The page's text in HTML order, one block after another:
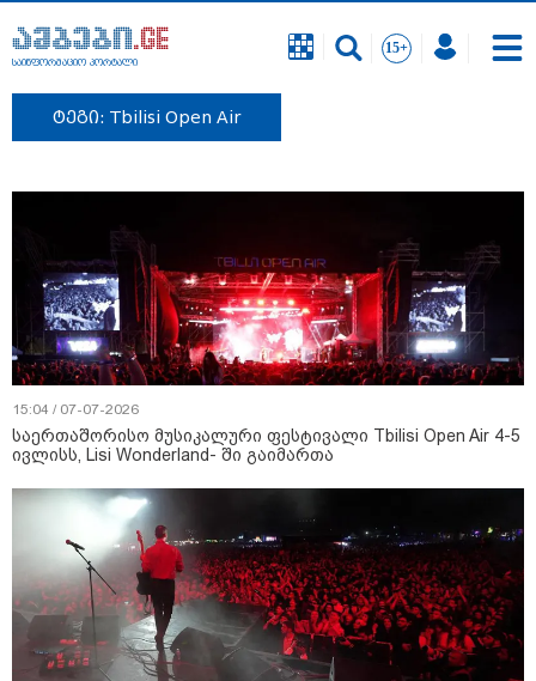
საინფორმაციო პორტალი
ტეგი: Tbilisi Open Air
15:04 / 07-07-2026
საერთაშორისო მუსიკალური ფესტივალი Tbilisi Open Air 4-5
ივლისს, Lisi Wonderland- ში გაიმართა